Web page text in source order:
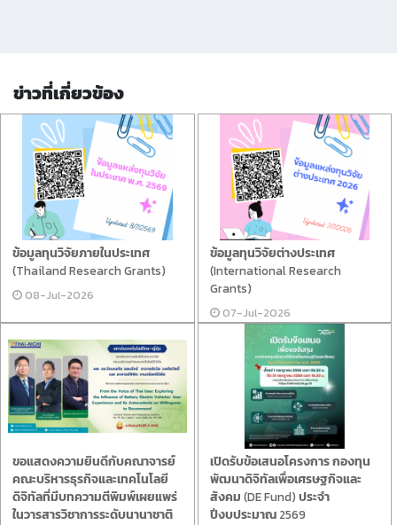
ข่าวที่เกี่ยวข้อง
ข้อมูลทุนวิจัยภายในประเทศ
(Thailand Research Grants)
08-Jul-2026
ข้อมูลทุนวิจัยต่างประเทศ
(International Research
Grants)
07-Jul-2026
ขอแสดงความยินดีกับคณาจารย์
คณะบริหารธุรกิจและเทคโนโลยี
ดิจิทัลที่มีบทความตีพิมพ์เผยแพร่
ในวารสารวิชาการระดับนานาชาติ
เปิดรับข้อเสนอโครงการ กองทุน
พัฒนาดิจิทัลเพื่อเศรษฐกิจและ
สังคม (DE Fund) ประจำ
ปีงบประมาณ 2569